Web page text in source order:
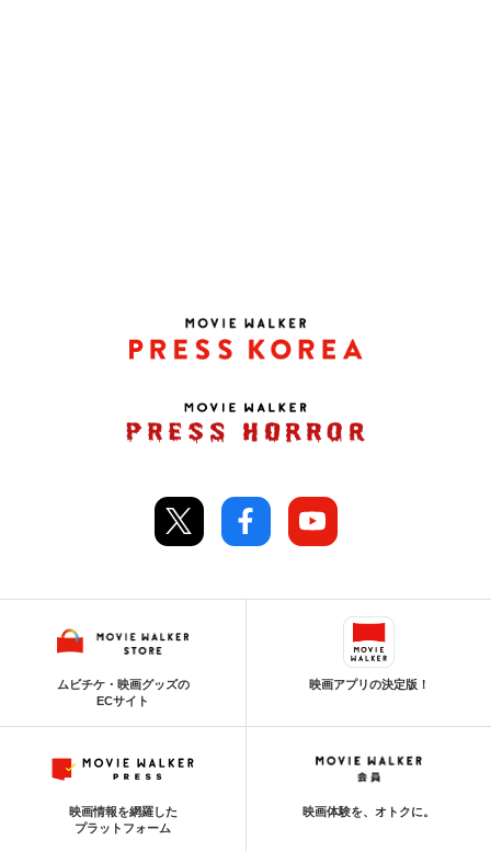
ムビチケ・映画グッズの
ECサイト
映画アプリの決定版！
映画情報を網羅した
プラットフォーム
映画体験を、オトクに。